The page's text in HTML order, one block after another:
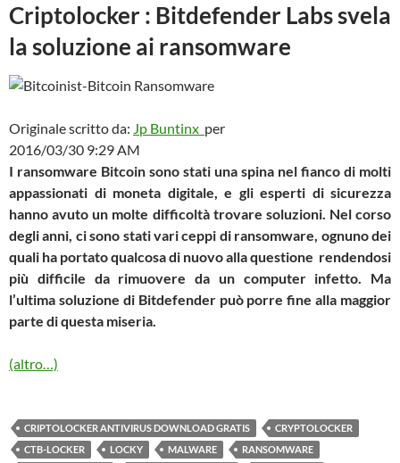
Criptolocker : Bitdefender Labs svela
la soluzione ai ransomware
Originale scritto da: Jp Buntinx per
2016/03/30 9:29 AM
I ransomware Bitcoin sono stati una spina nel fianco di molti
appassionati di moneta digitale, e gli esperti di sicurezza
hanno avuto un molte difficoltà trovare soluzioni. Nel corso
degli anni, ci sono stati vari ceppi di ransomware, ognuno dei
quali ha portato qualcosa di nuovo alla questione rendendosi
più difficile da rimuovere da un computer infetto. Ma
l’ultima soluzione di Bitdefender può porre fine alla maggior
parte di questa miseria.
(altro…)
CRIPTOLOCKER ANTIVIRUS DOWNLOAD GRATIS
CRYPTOLOCKER
CTB-LOCKER
LOCKY MALWARE
RANSOMWARE